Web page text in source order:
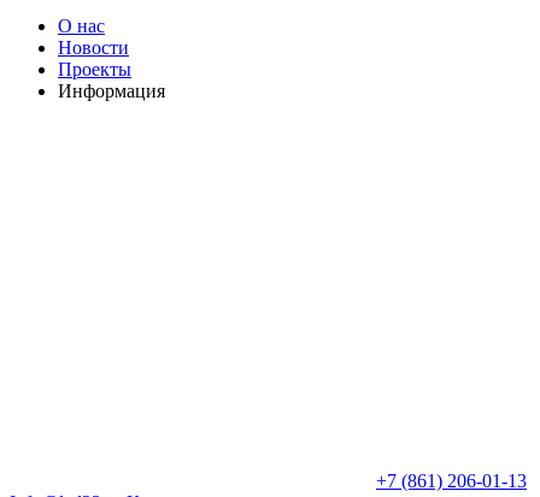
О нас
Новости
Проекты
Информация
+7 (861) 206-01-13